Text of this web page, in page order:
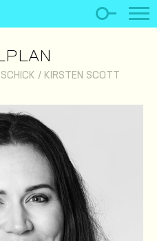
/ KIRSTEN SCOTT